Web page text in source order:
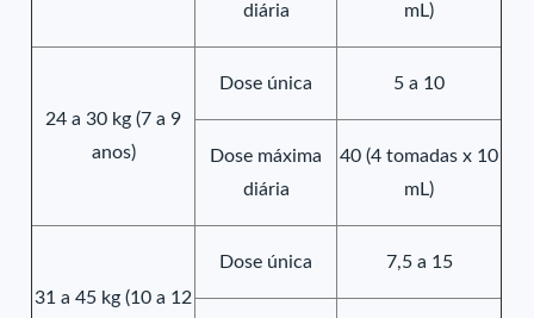
diária
mL)
24 a 30 kg (7 a 9
anos)
Dose única 5 a 10
Dose máxima
diária
40 (4 tomadas x 10
mL)
31 a 45 kg (10 a 12
Dose única 7,5 a 15